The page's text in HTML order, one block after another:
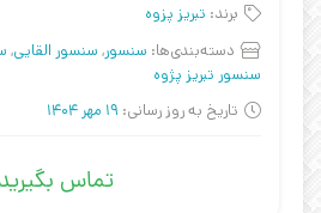
برند: تبریز پزوه
دسته‌بندی‌ها: سنسور, سنسور القایی,
سنسور تبریز پژوه
تاریخ به روز رسانی: 19 مهر 1404
تماس